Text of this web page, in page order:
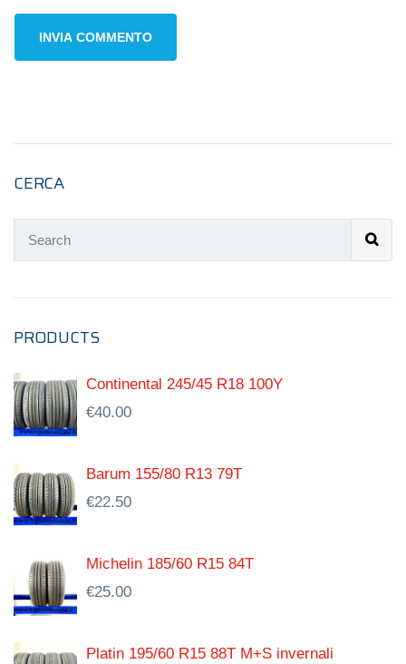
CERCA
PRODUCTS
Continental 245/45 R18 100Y
€40.00
Barum 155/80 R13 79T
€22.50
Michelin 185/60 R15 84T
€25.00
Platin 195/60 R15 88T M+S invernali